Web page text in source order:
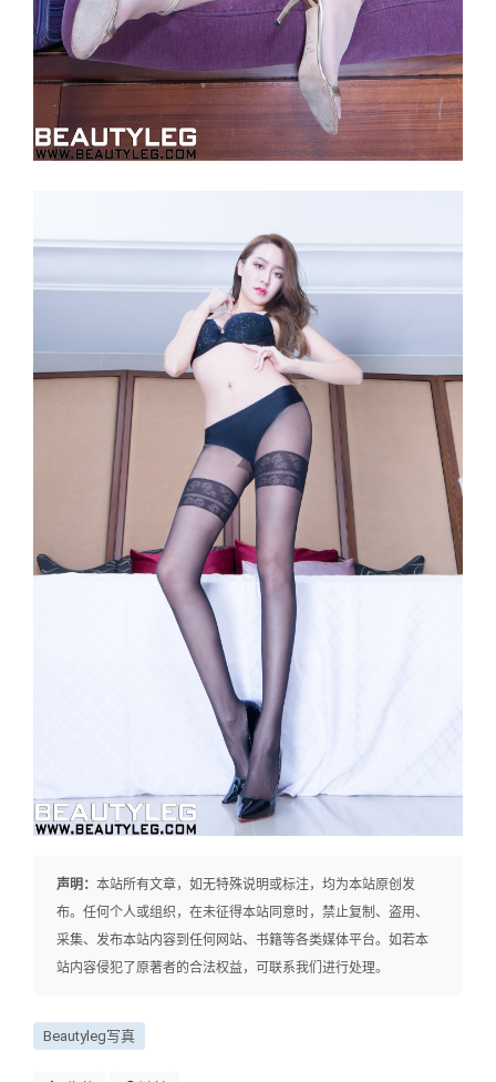
声明： 本站所有文章，如无特殊说明或标注，均为本站原创发
布。任何个人或组织，在未征得本站同意时，禁止复制、盗用、
采集、发布本站内容到任何网站、书籍等各类媒体平台。如若本
站内容侵犯了原著者的合法权益，可联系我们进行处理。
Beautyleg写真